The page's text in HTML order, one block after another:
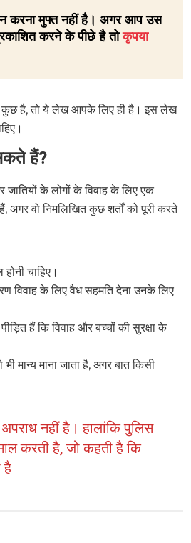
करना मुफ्त नहीं है। अगर आप उस
करने के पीछे है तोकृपया
कुछ है, तो ये लेख आपके लिए ही है। इस लेख
हैं?
जातियों के लोगों के विवाह के लिए एक
अगर वो निमलिखित कुछ शर्तों को पूरी करते
चाहिए।
विवाह के लिए वैध सहमति देना उनके लिए
हैं कि विवाह और बच्चों की सुरक्षा के
मान्य माना जाता है, अगर बात किसी
नहीं है। हालांकि पुलिस
करती है, जो कहती है कि
है